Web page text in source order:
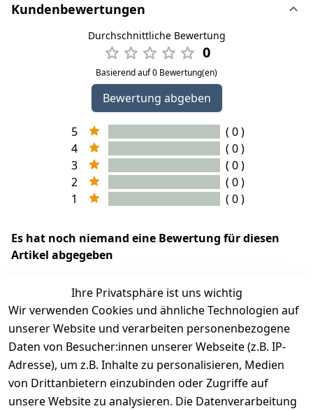
Kundenbewertungen
Durchschnittliche Bewertung
0
Basierend auf 0 Bewertung(en)
Bewertung abgeben
5
( 0 )
4
( 0 )
3
( 0 )
2
( 0 )
1
( 0 )
Es hat noch niemand eine Bewertung für diesen
Artikel abgegeben
EU-Verantwortliche Person - klicken Sie für Details
Ihre Privatsphäre ist uns wichtig
Wir verwenden Cookies und ähnliche Technologien auf
unserer Website und verarbeiten personenbezogene
Daten von Besucher:innen unserer Webseite (z.B. IP-
Adresse), um z.B. Inhalte zu personalisieren, Medien
von Drittanbietern einzubinden oder Zugriffe auf
unsere Website zu analysieren. Die Datenverarbeitung